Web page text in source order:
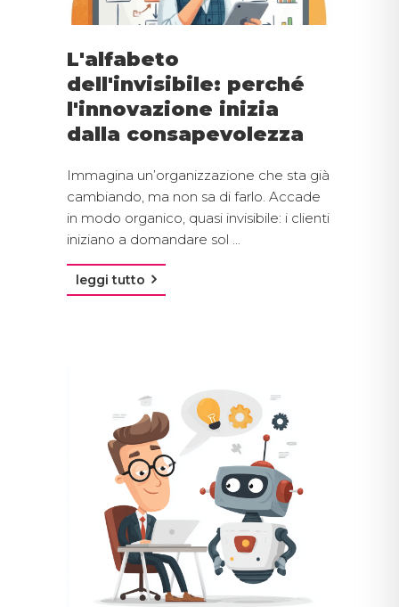
L'alfabeto
dell'invisibile: perché
l'innovazione inizia
dalla consapevolezza
Immagina un’organizzazione che sta già
cambiando, ma non sa di farlo. Accade
in modo organico, quasi invisibile: i clienti
iniziano a domandare sol ...
leggi tutto